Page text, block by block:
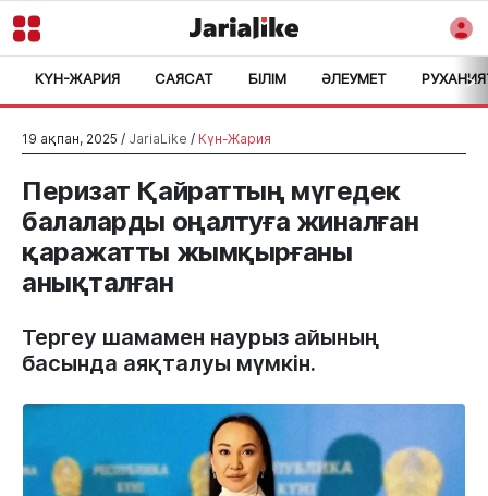
КҮН-ЖАРИЯ САЯСАТ БІЛІМ ӘЛЕУМЕТ >
19 ақпан, 2025 / JariaLike / Күн-Жария
Перизат Қайраттың мүгедек
балаларды оңалтуға жиналған
қаражатты жымқырғаны
анықталған
Тергеу шамамен наурыз айының
басында аяқталуы мүмкін.